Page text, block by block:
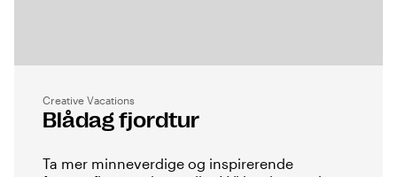
Creative Vacations
Blådag fjordtur
Ta mer minneverdige og inspirerende